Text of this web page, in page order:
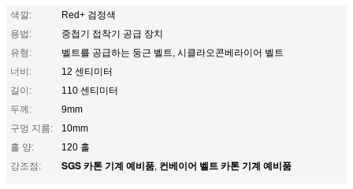
색깔:
Red+ 검정색
용법:
중첩기 접착기 공급 장치
유형:
벨트를 공급하는 둥근 벨트, 시클라오콘베라이어 벨트
너비:
12 센티미터
길이:
110 센티미터
두께:
9mm
구멍 지름:
10mm
홀 양:
120 홀
강조점:
SGS 카톤 기계 예비품, 컨베이어 벨트 카톤 기계 예비품